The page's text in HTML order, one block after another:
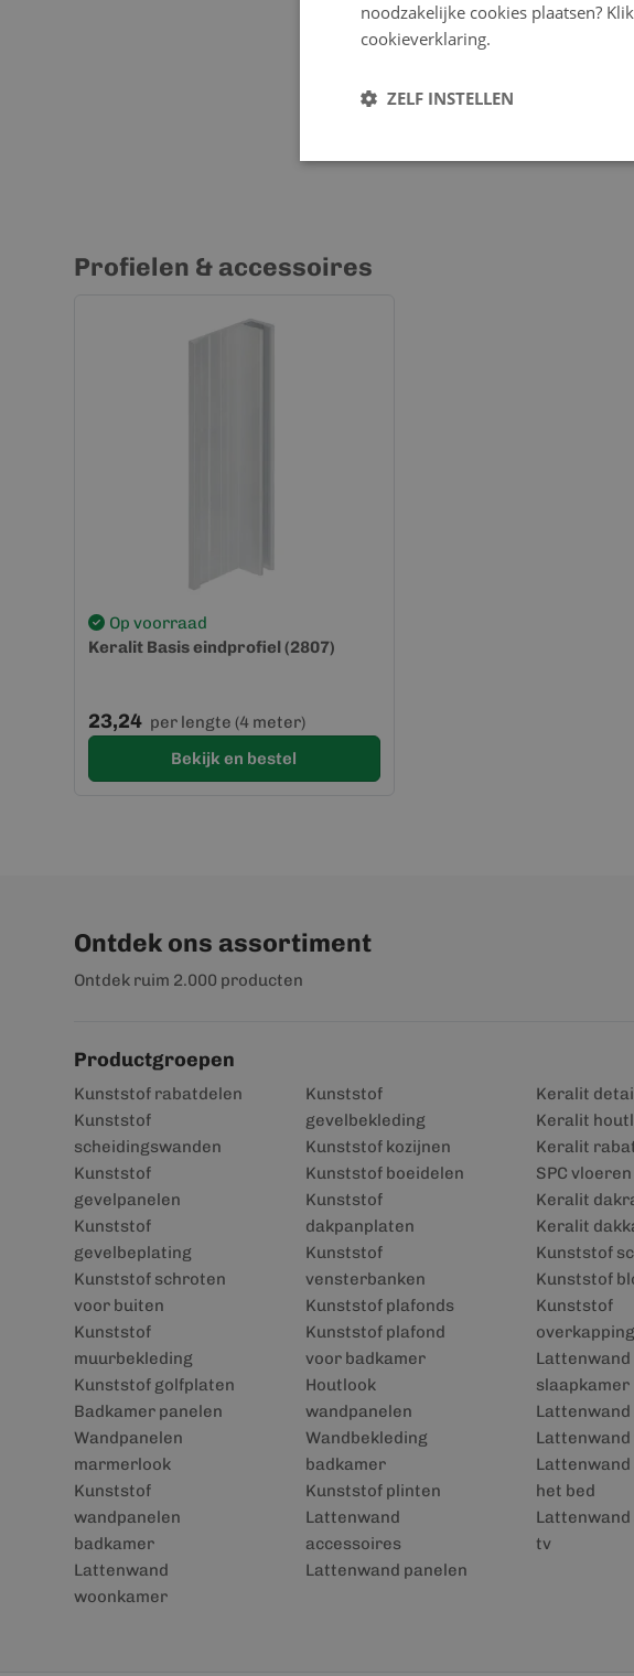
Profielen & accessoires
Op voorraad
Keralit Basis eindprofiel (2807)
23,24 per lengte (4 meter)
Bekijk en bestel
Ontdek ons assortiment
Ontdek ruim 2.000 producten
Productgroepen
Kunststof rabatdelen
Kunststof
scheidingswanden
Kunststof
gevelpanelen
Kunststof
gevelbeplating
Kunststof schroten
voor buiten
Kunststof
muurbekleding
Kunststof golfplaten
Badkamer panelen
Wandpanelen
marmerlook
Kunststof
wandpanelen
badkamer
Lattenwand
woonkamer
Kunststof
gevelbekleding
Kunststof kozijnen
Kunststof boeidelen
Kunststof
dakpanplaten
Kunststof
vensterbanken
Kunststof plafonds
Kunststof plafond
voor badkamer
Houtlook
wandpanelen
Wandbekleding
badkamer
Kunststof plinten
Lattenwand
accessoires
Lattenwand panelen
Keralit
Keralit
Keralit
SPC vloeren
Keralit
Keralit
Kunststof
Kunststof
Kunststof
Lattenwand
slaapkamer
het bed
tv
noodzakelijke cookies plaatsen?
cookieverklaring.
ZELF INSTELLEN